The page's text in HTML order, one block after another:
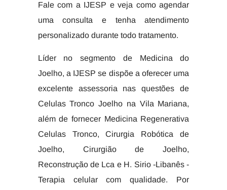
Fale com a IJESP e veja como agendar
uma consulta e tenha atendimento
personalizado durante todo tratamento.
Líder no segmento de Medicina do
Joelho, a IJESP se dispõe a oferecer uma
excelente assessoria nas questões de
Celulas Tronco Joelho na Vila Mariana,
além de fornecer Medicina Regenerativa
Celulas Tronco, Cirurgia Robótica de
Joelho, Cirurgião de Joelho,
Reconstrução de Lca e H. Sirio -Libanês -
Terapia celular com qualidade. Por